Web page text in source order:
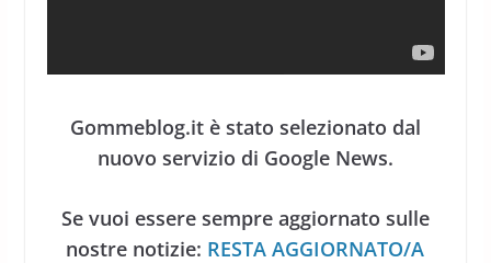
Gommeblog.it è stato selezionato dal
nuovo servizio di Google News.
Se vuoi essere sempre aggiornato sulle
nostre notizie: RESTA AGGIORNATO/A